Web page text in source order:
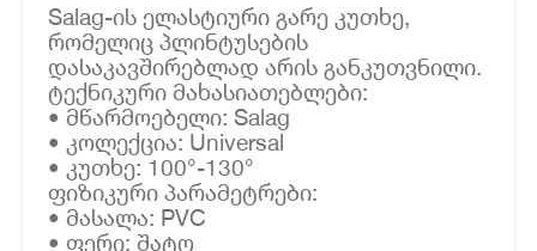
Salag-ის ელასტიური გარე კუთხე,
რომელიც პლინტუსების
დასაკავშირებლად არის განკუთვნილი.
ტექნიკური მახასიათებლები:
• მწარმოებელი: Salag
• კოლექცია: Universal
• კუთხე: 100°-130°
ფიზიკური პარამეტრები:
• მასალა: PVC
• ფერი: შატო